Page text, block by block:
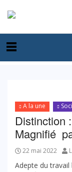
A la une
Distinction
Magnifié
22 mai 2022
Adepte du travail